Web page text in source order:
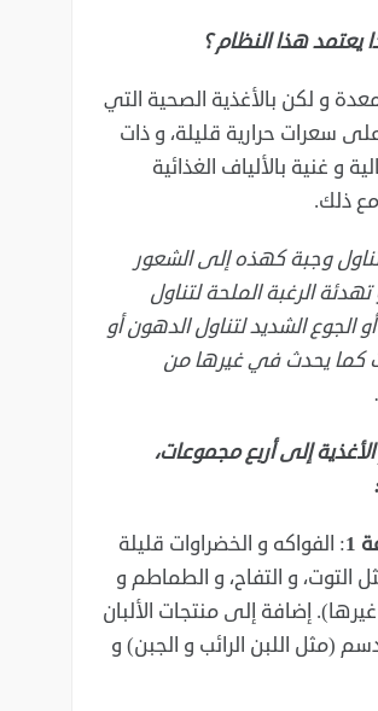
يعتمد هذا النظام ؟
و لكن بالأغذية الصحية التي
سعرات حرارية قليلة، و ذات
و غنية بالألياف الغذائية
ذلك.
وجبة كهذه إلى الشعور
الرغبة الملحة لتناول
الجوع الشديد لتناول الدهون أو
كما يحدث في غيرها من
إلى أربع مجموعات،
1 : الفواكه و الخضراوات قليلة
التوت، و التفاح، و الطماطم و
إضافة إلى منتجات الألبان
(مثل اللبن الرائب و الجبن) و